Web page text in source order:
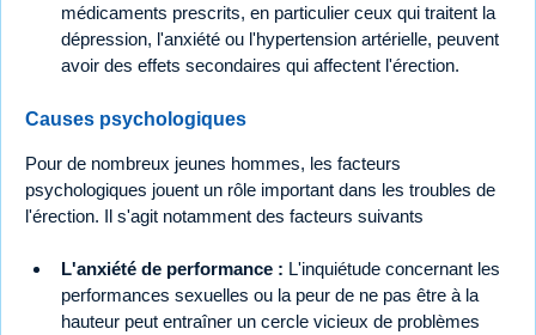
médicaments prescrits, en particulier ceux qui traitent la
dépression, l'anxiété ou l'hypertension artérielle, peuvent
avoir des effets secondaires qui affectent l'érection.
Causes psychologiques
Pour de nombreux jeunes hommes, les facteurs
psychologiques jouent un rôle important dans les troubles de
l'érection. Il s'agit notamment des facteurs suivants
L'anxiété de performance : L'inquiétude concernant les
performances sexuelles ou la peur de ne pas être à la
hauteur peut entraîner un cercle vicieux de problèmes